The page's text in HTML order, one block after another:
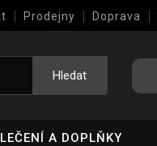
Prodejny Doprava
Hledat
A DOPLŇKY